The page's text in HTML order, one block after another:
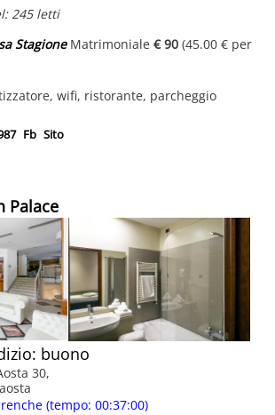
245 letti
StagioneMatrimoniale € 90 (45.00 € per
wifi, ristorante, parcheggio
Fb Sito
Palace
buono
30,
(tempo: 00:37:00)